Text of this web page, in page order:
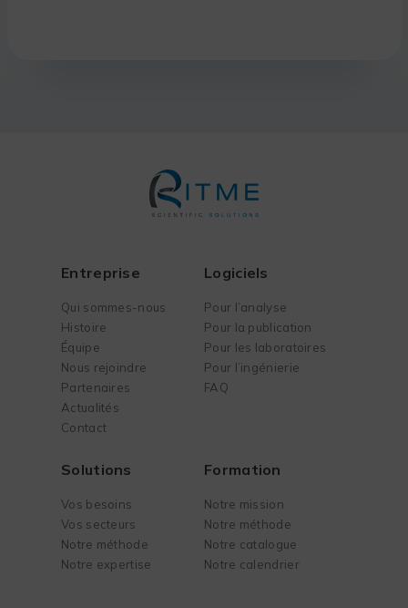
Entreprise
Qui sommes-nous
Histoire
Équipe
Nous rejoindre
Partenaires
Actualités
Contact
Logiciels
Pour l’analyse
Pour la publication
Pour les laboratoires
Pour l’ingénierie
FAQ
Solutions
Vos besoins
Vos secteurs
Notre méthode
Notre expertise
Formation
Notre mission
Notre méthode
Notre catalogue
Notre calendrier